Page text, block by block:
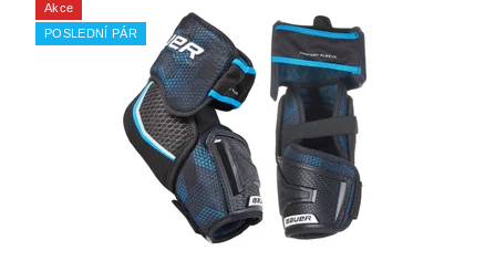
Akce
POSLEDNÍ PÁR